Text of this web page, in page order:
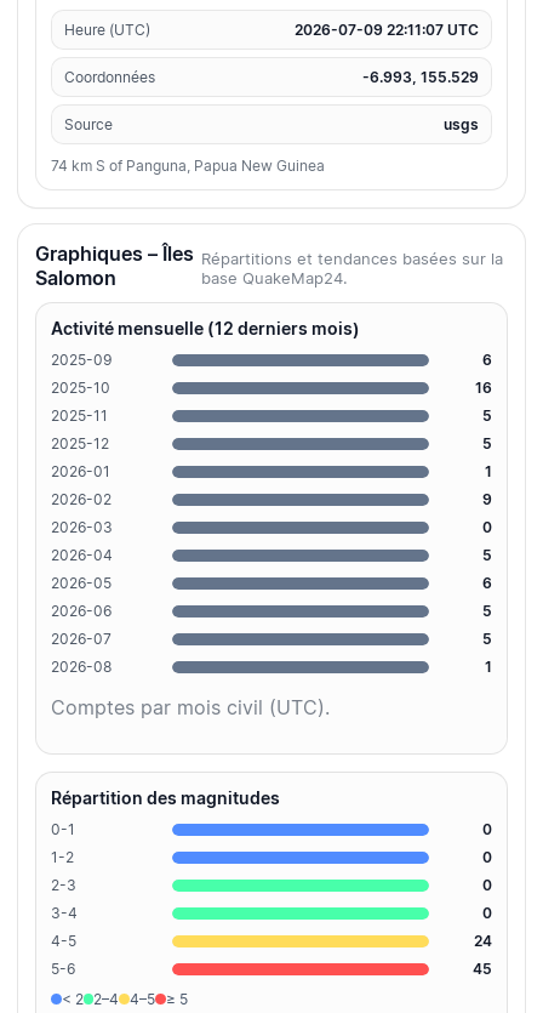
Heure (UTC) 2026-07-09 22:11:07 UTC
Coordonnées -6.993, 155.529
Source usgs
74 km S of Panguna, Papua New Guinea
Graphiques – Îles
Salomon
Répartitions et tendances basées sur la
base QuakeMap24.
Activité mensuelle (12 derniers mois)
2025-09
6
2025-10
16
2025-11
5
2025-12
5
2026-01
1
2026-02
9
2026-03
0
2026-04
5
2026-05
6
2026-06
5
2026-07
5
2026-08
1
Comptes par mois civil (UTC).
Répartition des magnitudes
0-1
0
1-2
0
2-3
0
3-4
0
4-5
24
5-6
45
< 2
2–4 4–5 ≥ 5